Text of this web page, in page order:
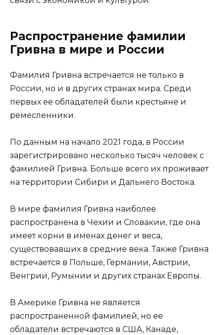
Распространение фамилии
Гривна в мире и России
Фамилия Гривна встречается не только в
России, но и в других странах мира. Среди
первых ее обладателей были крестьяне и
ремесленники.
По данным на начало 2021 года, в России
зарегистрировано несколько тысяч человек с
фамилией Гривна. Больше всего их проживает
на территории Сибири и Дальнего Востока.
В мире фамилия Гривна наиболее
распространена в Чехии и Словакии, где она
имеет корни в именах денег и веса,
существовавших в средние века. Также Гривна
встречается в Польше, Германии, Австрии,
Венгрии, Румынии и других странах Европы.
В Америке Гривна не является
распространенной фамилией, но ее
обладатели встречаются в США, Канаде,